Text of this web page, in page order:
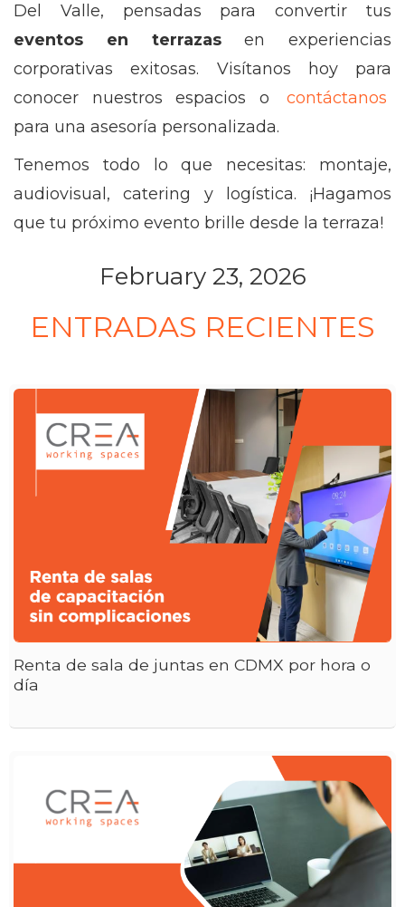
Del Valle, pensadas para convertir tus
eventos en terrazasen experiencias
corporativas exitosas. Visítanos hoy para
conocer nuestros espacios o
contáctanos
para una asesoría personalizada.
Tenemos todo lo que necesitas: montaje,
audiovisual, catering y logística. ¡Hagamos
que tu próximo evento brille desde la terraza!
February 23, 2026
ENTRADAS RECIENTES
Renta de sala de juntas en CDMX por hora o
día